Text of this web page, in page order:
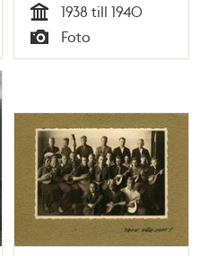
Tid
1938 till 1940
Typ
Foto